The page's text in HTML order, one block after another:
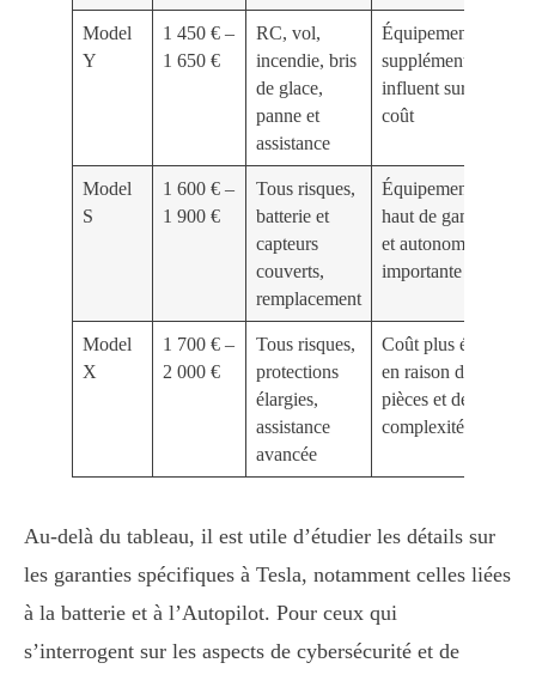
Model
Y
1 450 € –
1 650 €
RC, vol,
incendie, bris
de glace,
panne et
assistance
Équipements
supplémentaires
influent sur le
coût
Model
S
1 600 € –
1 900 €
Tous risques,
batterie et
capteurs
couverts,
remplacement
Équipements
haut de gamme
et autonomie
importante
Model
X
1 700 € –
2 000 €
Tous risques,
protections
élargies,
assistance
avancée
Coût plus élevé
en raison des
pièces et de la
complexité
Au-delà du tableau, il est utile d’étudier les détails sur
les garanties spécifiques à Tesla, notamment celles liées
à la batterie et à l’Autopilot. Pour ceux qui
s’interrogent sur les aspects de cybersécurité et de